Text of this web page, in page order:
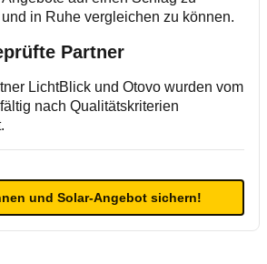
in Ruhe vergleichen zu können.
Partner
LichtBlick und Otovo wurden vom
nach Qualitätskriterien
und Solar-Angebot sichern!